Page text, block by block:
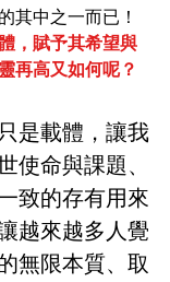
其中之一而已！
，賦予其希望與
再高又如何呢？
是載體，讓我
使命與課題、
致的存有用來
越來越多人覺
無限本質、取